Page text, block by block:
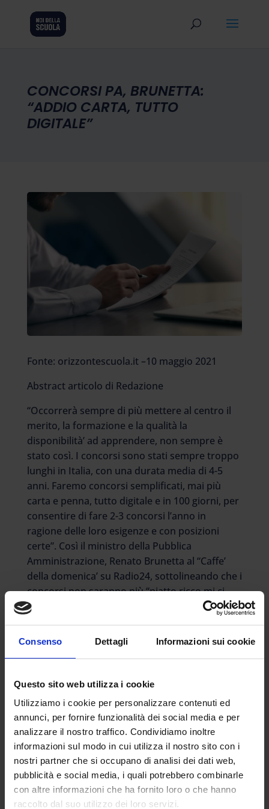
Consenso Dettagli Informazioni sui cookie
Questo sito web utilizza i cookie
Utilizziamo i cookie per personalizzare contenuti ed
annunci, per fornire funzionalità dei social media e per
analizzare il nostro traffico. Condividiamo inoltre
informazioni sul modo in cui utilizza il nostro sito con i
nostri partner che si occupano di analisi dei dati web,
pubblicità e social media, i quali potrebbero combinarle
con altre informazioni che ha fornito loro o che hanno
raccolto dal suo utilizzo dei loro servizi.
CONCORSI PA, BRUNETTA:
“ADDIO CARTA, TUTTO
DIGITALE”
Fonte: orizzontescuola.it –10 maggio 2021
Abstract articolo di Redazione
“Occorrerà sempre di più mettere al centro il
merito, la formazione e la qualità la
disponibilità’ ad apprendere, non sempre è
stato così. I concorsi sono stati sempre troppo
lunghi in Italia, con una durata media di 4-5
anni. Faremo concorsi semplificati, mai più
carta e penna, tutto digitale e in 100 giorni, per
consentire di fare 2-3 concorsi l’anno in
ragione delle loro esigenze e con posizioni
certe”. Così il ministro della Pubblica
Amministrazione, Renato Brunetta al “Caffe’
della domenica’ su Radio24, sottolineando che i
concorsi non saranno più “piatto ricco mi ci
ficco”, con “molti giovani che hanno fatto i
“I giovani sono vittime di una cultura deteriore,
di una cultura assistenzialistica che non mette
paura di confrontarsi, li considero delle nostre
vittime, di chi aveva la responsabilità e non l’ha
usata nel modo migliore” ha quindi
sottolineato Brunetta. “Si minacciano
addirittura manifestazioni di giovani con dei
cartelli ‘non vogliamo fare il concorso’, io credo
che questi giovani siano vittime di clientele, di
segnali sbagliati.